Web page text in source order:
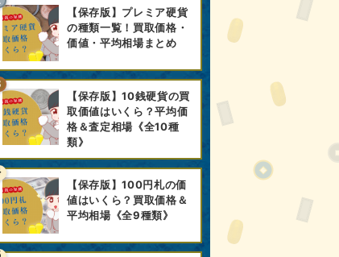
【保存版】プレミア硬貨
の種類一覧！買取価格・
価値・平均相場まとめ
【保存版】10銭硬貨の買
取価値はいくら？平均価
格＆査定相場《全10種
類》
【保存版】100円札の価
値はいくら？買取価格＆
平均相場《全9種類》